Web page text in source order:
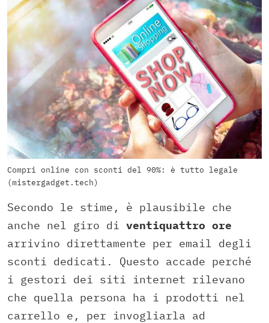
Compri online con sconti del 90%: è tutto legale
(mistergadget.tech)
Secondo le stime, è plausibile che
anche nel giro di ventiquattro ore
arrivino direttamente per email degli
sconti dedicati. Questo accade perché
i gestori dei siti internet rilevano
che quella persona ha i prodotti nel
carrello e, per invogliarla ad